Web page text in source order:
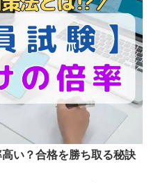
い？合格を勝ち取る秘訣